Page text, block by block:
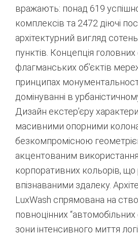
вражають: понад 619
комплексів та 2472 діючі
архітектурний вигляд
пунктів. Концепція головних
флагманських об’єктів
принципах
домінуванні в
Дизайн екстер’єру
масивними опорними
безкомпромісною
акцентованим
корпоративних кольорів, що
впізнаваними здалеку.
LuxWash спрямована на
повноцінних “автомобільних
зони інтенсивного миття